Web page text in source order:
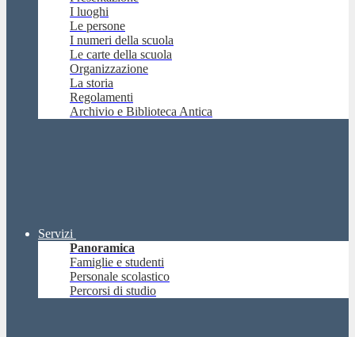
I luoghi
Le persone
I numeri della scuola
Le carte della scuola
Organizzazione
La storia
Regolamenti
Archivio e Biblioteca Antica
Servizi
Panoramica
Famiglie e studenti
Personale scolastico
Percorsi di studio